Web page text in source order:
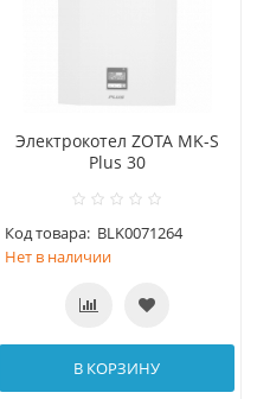
Электрокотел ZOTA MK-S
Plus 30
Код товара: BLK0071264
Нет в наличии
В КОРЗИНУ